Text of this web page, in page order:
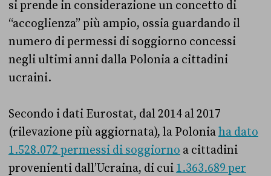
si prende in considerazione un concetto di
“accoglienza” più ampio, ossia guardando il
numero di permessi di soggiorno concessi
negli ultimi anni dalla Polonia a cittadini
ucraini.
Secondo i dati Eurostat, dal 2014 al 2017
(rilevazione più aggiornata), la Poloniaha dato
1.528.072 permessi di soggiorno a cittadini
provenienti dall’Ucraina, di cui 1.363.689 per